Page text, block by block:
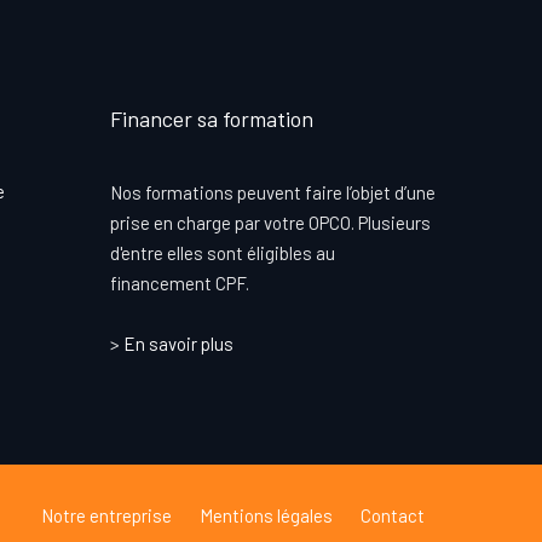
Financer sa formation
Nos formations peuvent faire l’objet d’une
prise en charge par votre OPCO. Plusieurs
d'entre elles sont éligibles au
financement CPF.
> En savoir plus
Notre entreprise Mentions légales Contact